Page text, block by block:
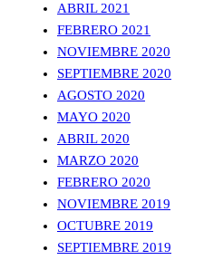
ABRIL 2021
FEBRERO 2021
NOVIEMBRE 2020
SEPTIEMBRE 2020
AGOSTO 2020
MAYO 2020
ABRIL 2020
MARZO 2020
FEBRERO 2020
NOVIEMBRE 2019
OCTUBRE 2019
SEPTIEMBRE 2019